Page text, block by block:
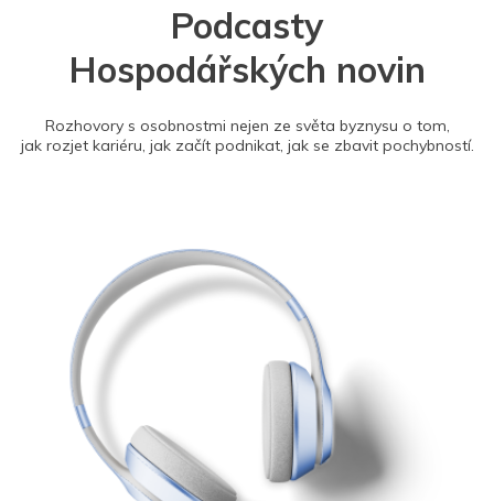
Podcasty
Hospodářských novin
Rozhovory s osobnostmi nejen ze světa byznysu o tom,
jak rozjet kariéru, jak začít podnikat, jak se zbavit pochybností.